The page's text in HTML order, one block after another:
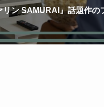
リン SAMURAI』話題作の